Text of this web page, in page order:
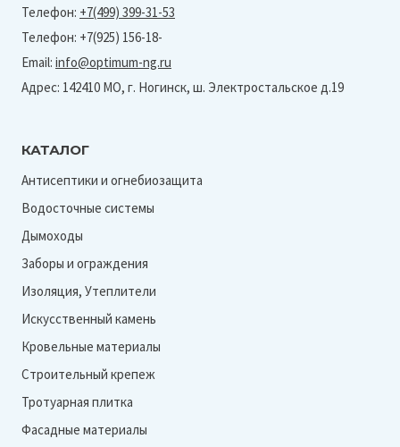
Телефон: +7(499) 399-31-53
Телефон: +7(925) 156-18-
Email: info@optimum-ng.ru
Адрес: 142410 МО, г. Ногинск, ш. Электростальское д.19
КАТАЛОГ
Антисептики и огнебиозащита
Водосточные системы
Дымоходы
Заборы и ограждения
Изоляция, Утеплители
Искусственный камень
Кровельные материалы
Строительный крепеж
Тротуарная плитка
Фасадные материалы